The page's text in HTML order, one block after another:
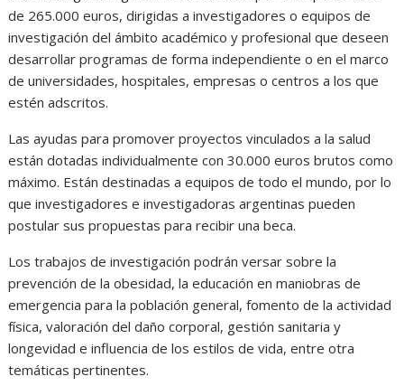
de 265.000 euros, dirigidas a investigadores o equipos de
investigación del ámbito académico y profesional que deseen
desarrollar programas de forma independiente o en el marco
de universidades, hospitales, empresas o centros a los que
estén adscritos.
Las ayudas para promover proyectos vinculados a la salud
están dotadas individualmente con 30.000 euros brutos como
máximo. Están destinadas a equipos de todo el mundo, por lo
que investigadores e investigadoras argentinas pueden
postular sus propuestas para recibir una beca.
Los trabajos de investigación podrán versar sobre la
prevención de la obesidad, la educación en maniobras de
emergencia para la población general, fomento de la actividad
física, valoración del daño corporal, gestión sanitaria y
longevidad e influencia de los estilos de vida, entre otra
temáticas pertinentes.